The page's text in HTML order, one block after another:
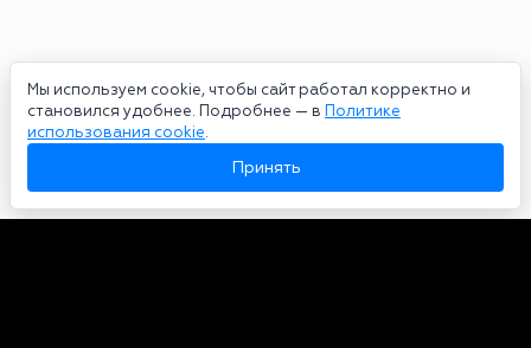
Мы используем cookie, чтобы сайт работал корректно и
становился удобнее. Подробнее — в Политике
использования cookie.
Принять